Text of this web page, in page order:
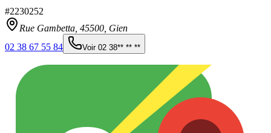
#2230252
Rue Gambetta, 45500 Gien
02 38 67 55 84
Voir 02 38** ** **